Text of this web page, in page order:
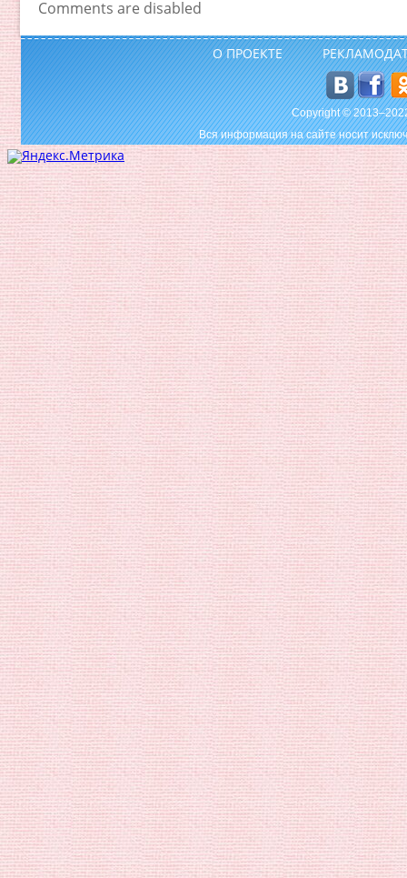
Comments are disabled
О ПРОЕКТЕ
Copyright ©
Вся информация на сайте носит